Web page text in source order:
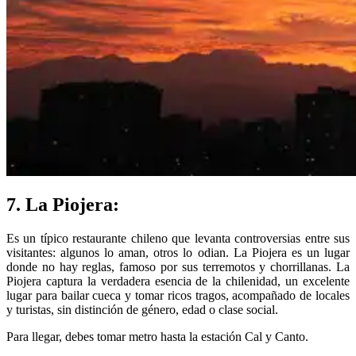
7. La Piojera:
Es un típico restaurante chileno que levanta controversias entre sus
visitantes: algunos lo aman, otros lo odian. La Piojera es un lugar
donde no hay reglas, famoso por sus terremotos y chorrillanas. La
Piojera captura la verdadera esencia de la chilenidad, un excelente
lugar para bailar cueca y tomar ricos tragos, acompañado de locales
y turistas, sin distinción de género, edad o clase social.
Para llegar, debes tomar metro hasta la estación Cal y Canto.